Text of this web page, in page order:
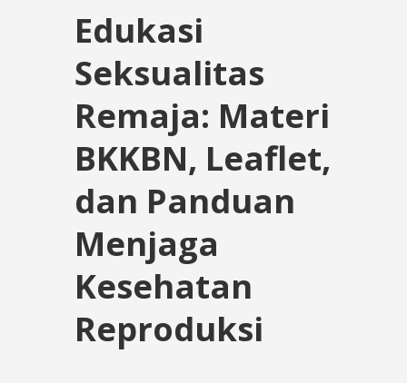
Edukasi
Seksualitas
Remaja: Materi
BKKBN, Leaflet,
dan Panduan
Menjaga
Kesehatan
Reproduksi